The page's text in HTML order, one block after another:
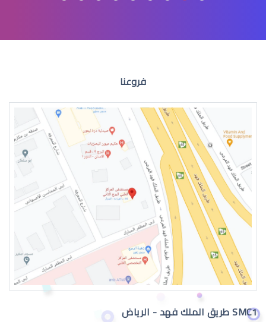
العدسات اللاصقة الطبية الشهرية
العدسات اللاصقة الطبية الدائمة
فروعنا
SMC1 طريق الملك فهد - الرياض